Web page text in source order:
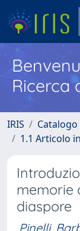
Ricerca
IRIS Catalogo
1.1 Articolo
memorie
diaspore
Pinelli,